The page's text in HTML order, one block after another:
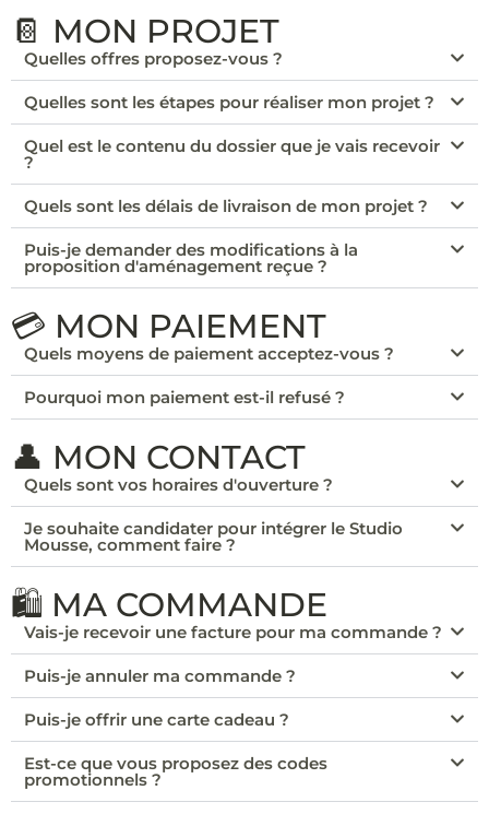
📔 MON PROJET
Quelles offres proposez-vous ?
Quelles sont les étapes pour réaliser mon projet ?
Quel est le contenu du dossier que je vais recevoir
?
Quels sont les délais de livraison de mon projet ?
Puis-je demander des modifications à la
proposition d'aménagement reçue ?
💳 MON PAIEMENT
Quels moyens de paiement acceptez-vous ?
Pourquoi mon paiement est-il refusé ?
👤 MON CONTACT
Quels sont vos horaires d'ouverture ?
Je souhaite candidater pour intégrer le Studio
Mousse, comment faire ?
🛍️ MA COMMANDE
Vais-je recevoir une facture pour ma commande ?
Puis-je annuler ma commande ?
Puis-je offrir une carte cadeau ?
Est-ce que vous proposez des codes
promotionnels ?